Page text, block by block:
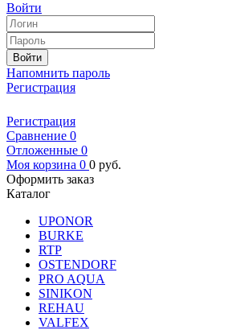
Войти
Войти
Напомнить пароль
Регистрация
Регистрация
Сравнение 0
Отложенные 0
Моя корзина 0 0 руб.
Оформить заказ
Каталог
UPONOR
BURKE
RTP
OSTENDORF
PRO AQUA
SINIKON
REHAU
VALFEX